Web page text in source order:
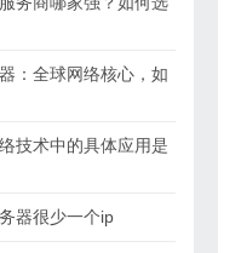
：全球网络核心，如
技术中的具体应用是
器很少一个ip